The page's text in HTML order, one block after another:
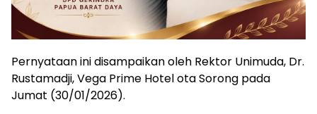
Pernyataan ini disampaikan oleh Rektor Unimuda, Dr.
Rustamadji, Vega Prime Hotel ota Sorong pada
Jumat (30/01/2026).